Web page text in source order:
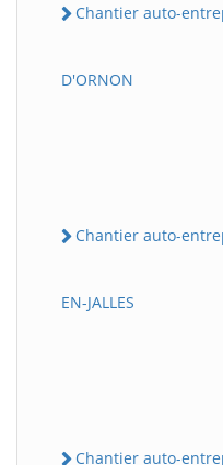
Chantier auto-
D'ORNON
Chantier auto-
EN-JALLES
Chantier auto-